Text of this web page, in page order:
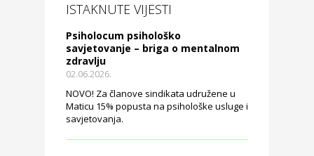
ISTAKNUTE VIJESTI
Psiholocum psihološko
savjetovanje – briga o mentalnom
zdravlju
02.06.2026.
NOVO! Za članove sindikata udružene u
Maticu 15% popusta na psihološke usluge i
savjetovanja.